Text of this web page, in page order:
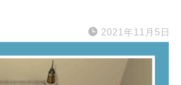
2021年11月5日